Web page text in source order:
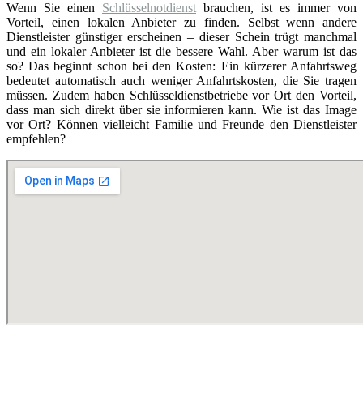
Wenn Sie einen Schlüsselnotdienst brauchen, ist es immer von
Vorteil, einen lokalen Anbieter zu finden. Selbst wenn andere
Dienstleister günstiger erscheinen – dieser Schein trügt manchmal
und ein lokaler Anbieter ist die bessere Wahl. Aber warum ist das
so? Das beginnt schon bei den Kosten: Ein kürzerer Anfahrtsweg
bedeutet automatisch auch weniger Anfahrtskosten, die Sie tragen
müssen. Zudem haben Schlüsseldienstbetriebe vor Ort den Vorteil,
dass man sich direkt über sie informieren kann. Wie ist das Image
vor Ort? Können vielleicht Familie und Freunde den Dienstleister
empfehlen?